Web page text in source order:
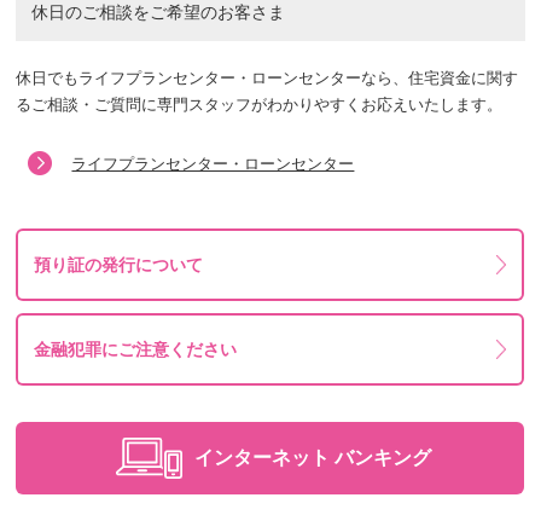
休日のご相談をご希望のお客さま
休日でもライフプランセンター・ローンセンターなら、住宅資金に関す
るご相談・ご質問に専門スタッフがわかりやすくお応えいたします。
ライフプランセンター・ローンセンター
預り証の発行について
金融犯罪にご注意ください
インターネット バンキング